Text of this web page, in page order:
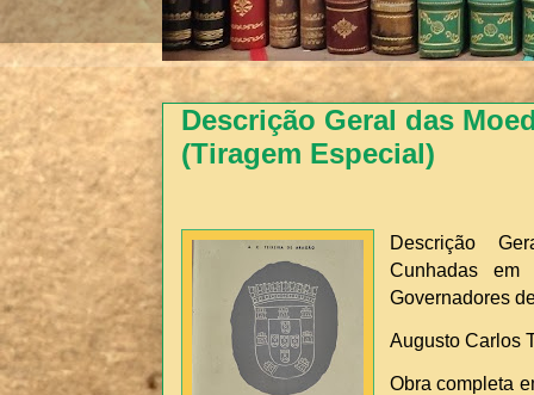
Descrição Geral das
(Tiragem Especial)
Descrição
Cunhadas
Governadores
Augusto Carlos
Obra completa